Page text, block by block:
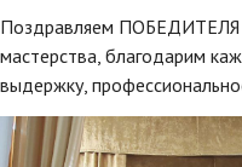
Поздравляем ПОБЕДИТЕЛЯ
мастерства, благодарим
выдержку,